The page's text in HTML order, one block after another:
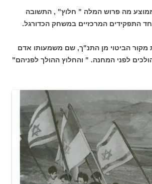
מה פרוש המלה " חלוץ" , התשובה
התפקידים המרכזיים במשחק הכדורגל.
מקור הביטוי מן התנ"ך, שם משמעותו אדם
לפני המחנה. " והחלוץ ההולך לפניהם"